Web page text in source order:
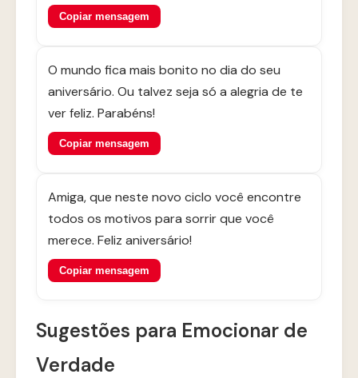
Copiar mensagem
O mundo fica mais bonito no dia do seu
aniversário. Ou talvez seja só a alegria de te
ver feliz. Parabéns!
Copiar mensagem
Amiga, que neste novo ciclo você encontre
todos os motivos para sorrir que você
merece. Feliz aniversário!
Copiar mensagem
Sugestões para Emocionar de
Verdade